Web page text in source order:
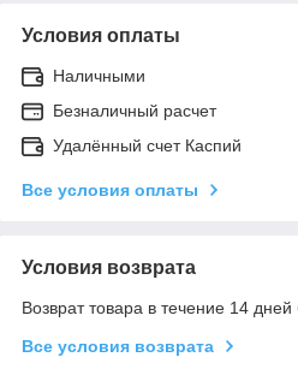
Условия оплаты
Наличными
Безналичный расчет
Удалённый счет Каспий
Все условия оплаты
Условия возврата
Возврат товара в течение 14 дней
Все условия возврата